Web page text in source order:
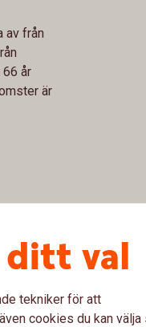
av från
år
är
från
val
tekniker för att
cookies du kan välja